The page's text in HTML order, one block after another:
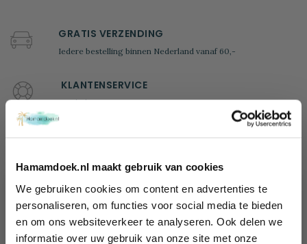
Hamamdoek.nl maakt gebruik van cookies
We gebruiken cookies om content en advertenties te
personaliseren, om functies voor social media te bieden
en om ons websiteverkeer te analyseren. Ook delen we
informatie over uw gebruik van onze site met onze
GRATIS VERZENDING
Iedere bestelling binnen Nederland vanaf 60,-
KLANTENSERVICE
Wij helpen je graag!
100 DAGEN BEDENKTIJD
Retourneren mag binnen 100 dagen. Uiteraard mag je het
100% VEILIG BETALEN
Wil jij 10%
korting